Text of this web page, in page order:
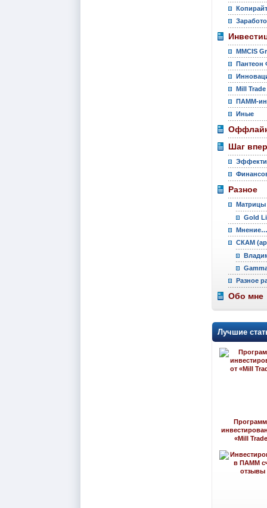
MMCIS
Пантеон
Mill Trade
ПАММ-
Иные
Шаг
Разное
Матрицы
Gold
Мнение…
СКАМ
Разное
Обо мне
Лучшие
«Mill